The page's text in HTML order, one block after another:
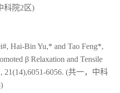
科院2区)
Hai-Bin Yu,* and Tao Feng*,
β Relaxation and Tensile
21(14),6051-6056. (共一，中科